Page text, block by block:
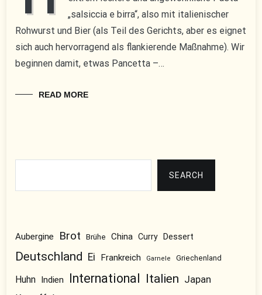
„salsiccia e birra“, also mit italienischer
Rohwurst und Bier (als Teil des Gerichts, aber es eignet
sich auch hervorragend als flankierende Maßnahme). Wir
beginnen damit, etwas Pancetta –…
READ MORE
SEARCH
Aubergine Brot Brühe China Curry Dessert
Deutschland Ei Frankreich Garnele Griechenland
Huhn Indien International Italien Japan